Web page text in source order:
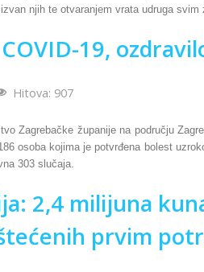
njih te otvaranjem vrata udruga svim
19,
Hitova: 907
Zagrebačke županije na području
osoba kojima je potvrđena bolest
303 slučaja.
2,4 milijuna
prvim